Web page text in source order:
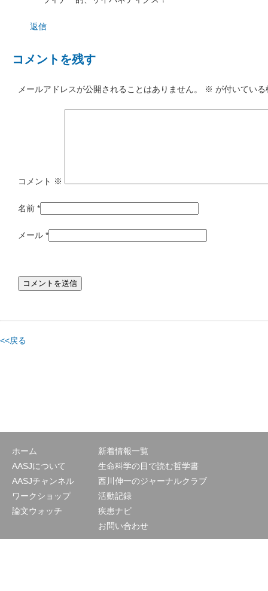
返信
コメントを残す
メールアドレスが公開されることはありません。 ※ が付いてい
コメント ※
名前 *
メール *
<<戻る
ホーム
AASJについて
AASJチャンネル
ワークショップ
論文ウォッチ
新着情報一覧
生命科学の目で読む哲学書
西川伸一のジャーナルクラブ
活動記録
疾患ナビ
お問い合わせ